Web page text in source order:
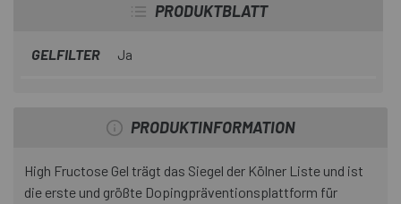
PRODUKTBLATT
GELFILTER Ja
PRODUKTINFORMATION
High Fructose Gel trägt das Siegel der Kölner Liste und ist
die erste und größte Dopingpräventionsplattform für